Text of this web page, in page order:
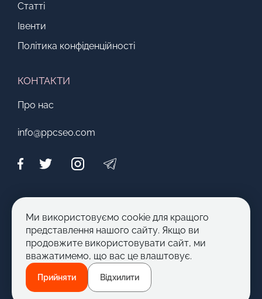
Статті
Івенти
Політика конфіденційності
КОНТАКТИ
Про нас
info@ppcseo.com
Стати автором
Запропонувати тему
© 2012 - 2026 PPC|SEO. Всі права захищені
Ми використовуємо cookie для кращого
представлення нашого сайту. Якщо ви
продовжите використовувати сайт, ми
вважатимемо, що вас це влаштовує.
Прийняти Відхилити